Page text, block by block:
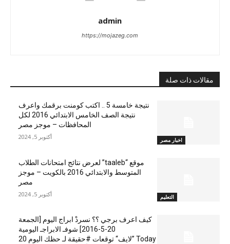
admin
https://mojazeg.com
مقالات ذات صلة
اخبار مصر
نتيجة خامسة 5 .. اكتب كومنت برقمك واعرف
نتيجة الصف الخامس الابتدائي 2016 لكل
المحافظات – موجز مصر
أكتوبر 5, 2024
التعليم
موقع “taaleb” لعرض نتائج امتحانات الطلاب
المتوسط والابتدائي 2016 بالكويت – موجز
مصر
أكتوبر 5, 2024
كيف اعرف برجي ؟؟ نسردْ ابراج اليوم [الجمعة
20-5-2016] شوفـ الابراجـ اليومية
Today ”لايف“ توقعات #حقيقة لـ حظك اليوم 20